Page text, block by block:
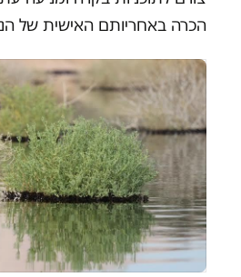
הכרה באחריותם האישית של